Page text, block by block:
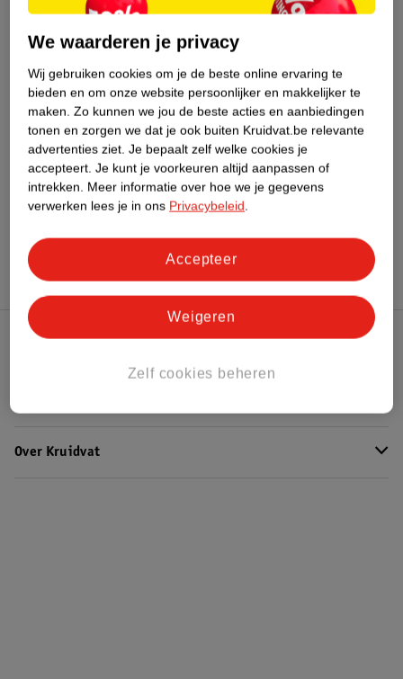
Meer informatie
Bestel & Bezorginformatie
Bekijk ook
MeerKruidvat Alle Proteine (eiwit) poeders
Hoe controleren wij de reviews?
Over Kruidvat
We waarderen je privacy
Wij gebruiken cookies om je de beste online ervaring te
bieden en om onze website persoonlijker en makkelijker te
maken. Zo kunnen we jou de beste acties en aanbiedingen
tonen en zorgen we dat je ook buiten Kruidvat.be relevante
advertenties ziet. Je bepaalt zelf welke cookies je
accepteert. Je kunt je voorkeuren altijd aanpassen of
intrekken. Meer informatie over hoe we je gegevens
verwerken lees je in ons Privacybeleid.
Zelf cookies beheren
Weigeren
Accepteer